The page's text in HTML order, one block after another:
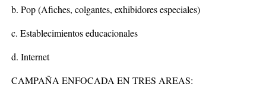
b. Pop (Afiches, colgantes, exhibidores especiales)
c. Establecimientos educacionales
d. Internet
CAMPAÑA ENFOCADA EN TRES AREAS: